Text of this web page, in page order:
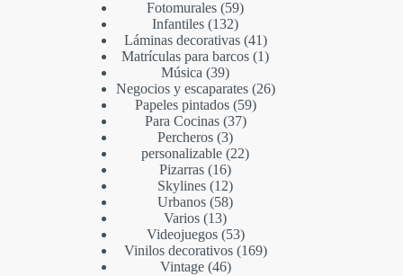
Fotomurales 59
Infantiles 132
Láminas decorativas 41
Matrículas para barcos 1
Música 39
Negocios y escaparates 26
Papeles pintados 59
Para Cocinas 37
Percheros 3
personalizable 22
Pizarras 16
Skylines 12
Urbanos 58
Varios 13
Videojuegos 53
Vinilos decorativos 169
Vintage 46